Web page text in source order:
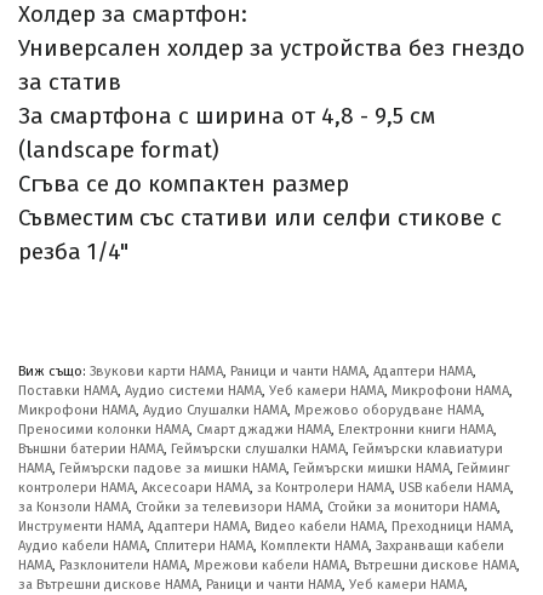
Холдер за смартфон:
Универсален холдер за устройства без гнездо
за статив
За смартфона с ширина от 4,8 - 9,5 см
(landscape format)
Сгъва се до компактен размер
Съвместим със стативи или селфи стикове с
резба 1/4"
Виж също: Звукови карти HAMA, Раници и чанти HAMA, Адаптери HAMA,
Поставки HAMA, Аудио системи HAMA, Уеб камери HAMA, Микрофони HAMA,
Микрофони HAMA, Аудио Слушалки HAMA, Мрежово оборудване HAMA,
Преносими колонки HAMA, Смарт джаджи HAMA, Електронни книги HAMA,
Външни батерии HAMA, Геймърски слушалки HAMA, Геймърски клавиатури
HAMA, Геймърски падове за мишки HAMA, Геймърски мишки HAMA, Гейминг
контролери HAMA, Аксесоари HAMA, за Контролери HAMA, USB кабели HAMA,
за Конзоли HAMA, Стойки за телевизори HAMA, Стойки за монитори HAMA,
Инструменти HAMA, Адаптери HAMA, Видео кабели HAMA, Преходници HAMA,
Аудио кабели HAMA, Сплитери HAMA, Комплекти HAMA, Захранващи кабели
HAMA, Разклонители HAMA, Мрежови кабели HAMA, Вътрешни дискове HAMA,
за Вътрешни дискове HAMA, Раници и чанти HAMA, Уеб камери HAMA,